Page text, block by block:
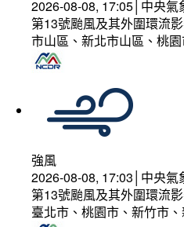
2026-08-08, 17:05│中央氣
第13號颱風及其外圍環流
市山區、新北市山區、桃
強風
2026-08-08, 17:03│中央氣
第13號颱風及其外圍環流
臺北市、桃園市、新竹市